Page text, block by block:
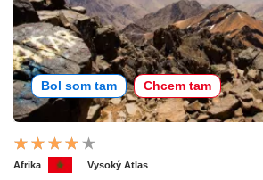
Bol som tam Chcem tam
Afrika Vysoký Atlas